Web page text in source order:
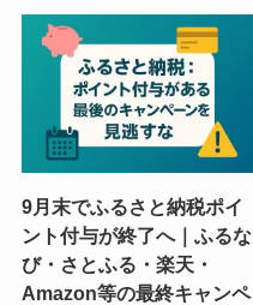
9月末でふるさと納税ポイ
ント付与が終了へ｜ふるな
び・さとふる・楽天・
Amazon等の最終キャンペ